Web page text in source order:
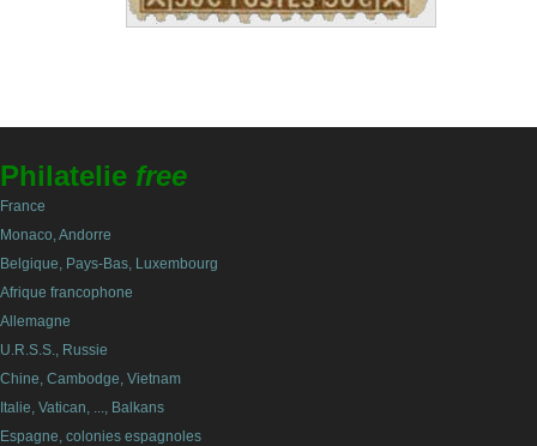
Philatelie free
France
Monaco, Andorre
Belgique, Pays-Bas, Luxembourg
Afrique francophone
Allemagne
U.R.S.S., Russie
Chine, Cambodge, Vietnam
Italie, Vatican, ..., Balkans
Espagne, colonies espagnoles